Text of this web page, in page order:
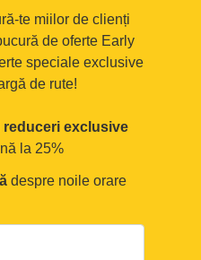
te miilor de clienți
de oferte Early
speciale exclusive
de rute!
reduceri exclusive
la 25%
despre noile orare